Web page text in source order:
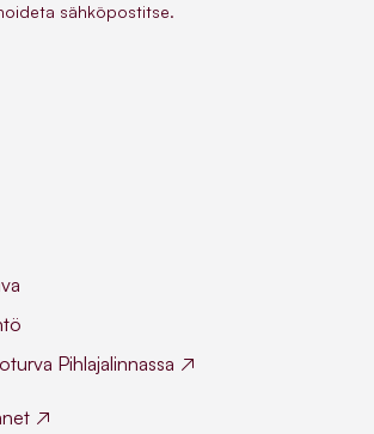
sähköpostitse.
Pihlajalinnassa